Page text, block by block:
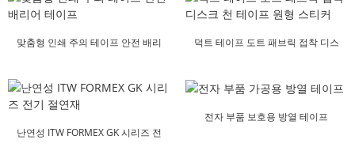
맞춤형 인쇄 주의 테이프 안전 배리
덕트 테이프 도트 패브릭 접착 디스
난연성 ITW FORMEX GK 시리즈 전
전자 부품 보호용 방열 테이프